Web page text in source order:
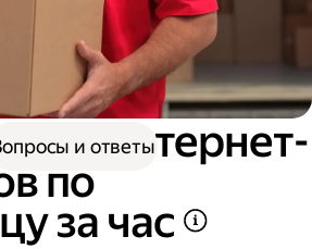
для интернет-
по
за час
и ответы